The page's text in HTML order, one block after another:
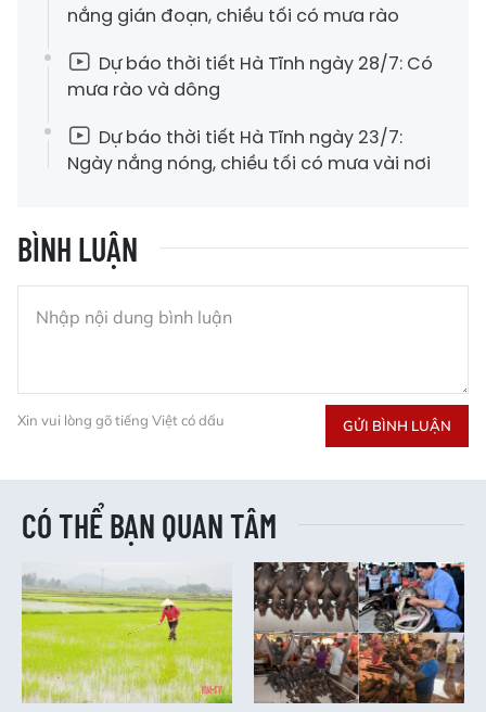
nắng gián đoạn, chiều tối có mưa rào
Dự báo thời tiết Hà Tĩnh ngày 28/7: Có
mưa rào và dông
Dự báo thời tiết Hà Tĩnh ngày 23/7:
Ngày nắng nóng, chiều tối có mưa vài nơi
BÌNH LUẬN
Xin vui lòng gõ tiếng Việt có dấu GỬI BÌNH LUẬN
CÓ THỂ BẠN QUAN TÂM